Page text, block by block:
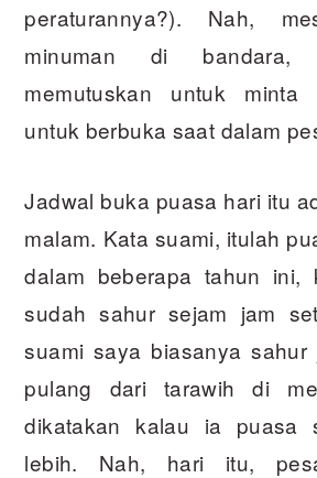
peraturannya?). Nah,
minuman di bandara,
memutuskan untuk minta
untuk berbuka saat dalam
Jadwal buka puasa hari itu
malam. Kata suami, itulah
dalam beberapa tahun ini,
sudah sahur sejam jam
suami saya biasanya sahur
pulang dari tarawih di
dikatakan kalau ia puasa
lebih. Nah, hari itu,